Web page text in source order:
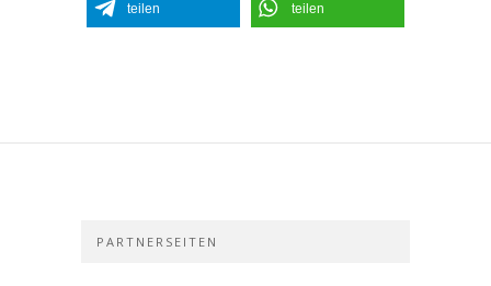
teilen teilen
PARTNERSEITEN